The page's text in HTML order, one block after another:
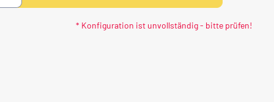
* Konfiguration ist unvollständig - bitte prüfen!